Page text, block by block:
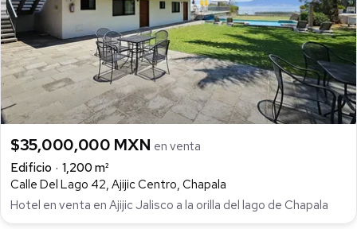
$35,000,000 MXN en venta
Edificio
1,200 m²
Calle Del Lago 42, Ajijic Centro, Chapala
Hotel en venta en Ajijic Jalisco a la orilla del lago de Chapala